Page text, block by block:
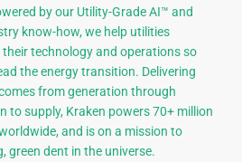
by our Utility-Grade AI™ and
know-how, we help utilities
technology and operations so
the energy transition. Delivering
from generation through
to supply, Kraken powers 70+ million
and is on a mission to
green dent in the universe.